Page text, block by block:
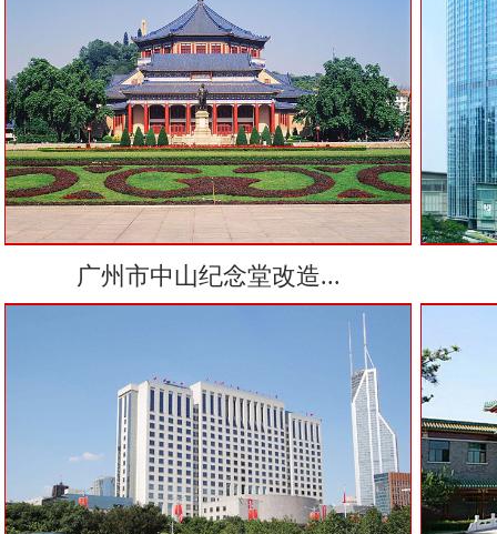
广州市中山纪念堂改造...